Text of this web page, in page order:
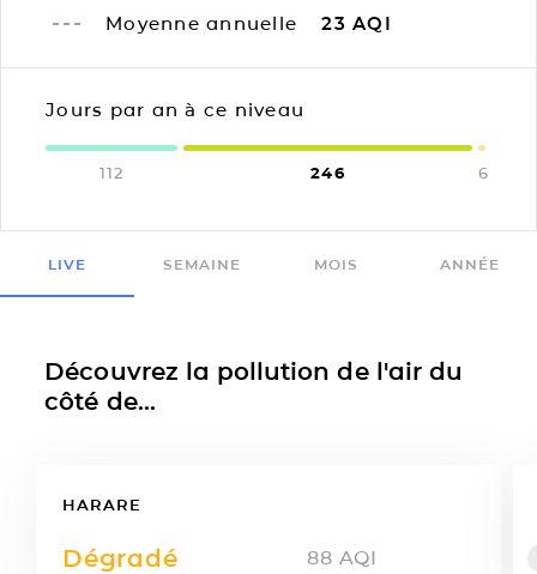
Moyenne annuelle 23 AQI
Jours par an à ce niveau
112 246 6
LIVE SEMAINE MOIS ANNÉE
Découvrez la pollution de l'air du
côté de...
HARARE
Dégradé 88 AQI